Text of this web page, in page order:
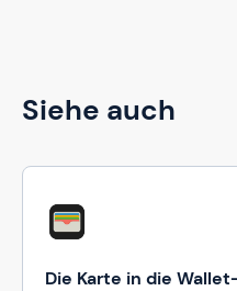
Siehe auch
Die Karte in die